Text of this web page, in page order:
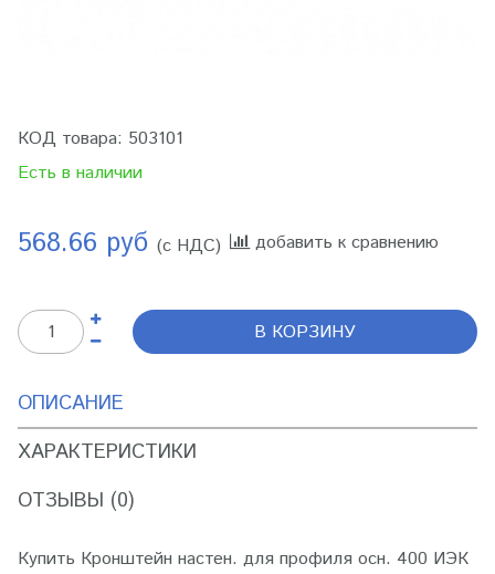
КОД товара: 503101
Есть в наличии
568.66 руб (с НДС) добавить к сравнению
В КОРЗИНУ
ОПИСАНИЕ
ХАРАКТЕРИСТИКИ
ОТЗЫВЫ (0)
Купить Кронштейн настен. для профиля осн. 400 ИЭК